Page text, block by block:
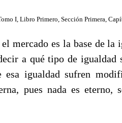
I, Libro Primero, Sección Primera,
mercado es la base de la
a qué tipo de igualdad
esa igualdad sufren
pues nada es eterno,